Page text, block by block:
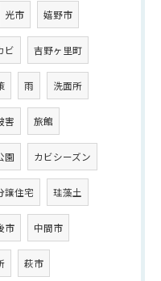
光市 嬉野市
ビ 吉野ヶ里町
雨 洗面所
害 旅館
園 カビシーズン
譲住宅 珪藻土
市 中間市
萩市